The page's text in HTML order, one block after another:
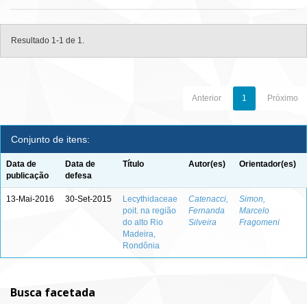
Resultado 1-1 de 1.
Anterior 1 Próximo
Conjunto de itens:
Data de
publicação
Data de
defesa
Título Autor(es) Orientador(es)
13-Mai-2016 30-Set-2015
Lecythidaceae
poit. na região
do alto Rio
Madeira,
Rondônia
Catenacci,
Fernanda
Silveira
Simon,
Marcelo
Fragomeni
Busca facetada